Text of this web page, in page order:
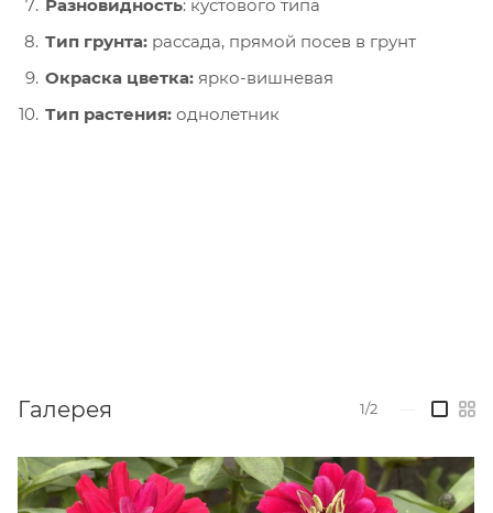
Разновидность: кустового типа
Тип грунта: рассада, прямой посев в грунт
Окраска цветка: ярко-вишневая
Тип растения: однолетник
Галерея 1/2